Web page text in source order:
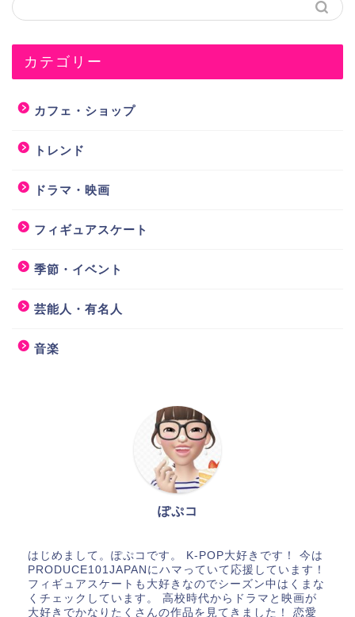
カテゴリー
カフェ・ショップ
トレンド
ドラマ・映画
フィギュアスケート
季節・イベント
芸能人・有名人
音楽
ぽぷコ
はじめまして。ぽぷコです。 K-POP大好きです！ 今は
PRODUCE101JAPANにハマっていて応援しています！
フィギュアスケートも大好きなのでシーズン中はくまな
くチェックしています。 高校時代からドラマと映画が
大好きでかなりたくさんの作品を見てきました！ 恋愛